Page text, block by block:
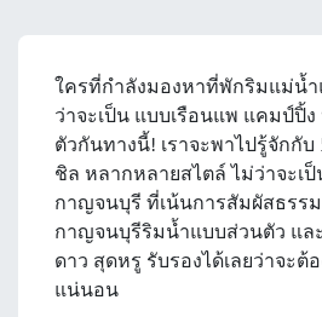
ใครที่กำลังมองหาที่พักริมแม่น้
ว่าจะเป็น แบบเรือนแพ แคมป์ปิ้
ตัวกันทางนี้! เราจะพาไปรู้จักกั
ชิล หลากหลายสไตล์ ไม่ว่าจะเ
กาญจนบุรี ที่เน้นการสัมผัสธรร
กาญจนบุรีริมน้ำแบบส่วนตัว แล
ดาว สุดหรู รับรองได้เลยว่าจะต้
แน่นอน